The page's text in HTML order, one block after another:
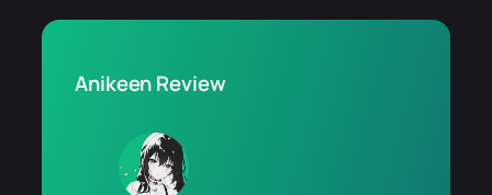
Anikeen Review